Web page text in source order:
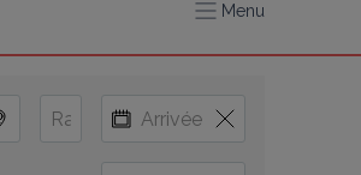
Menu